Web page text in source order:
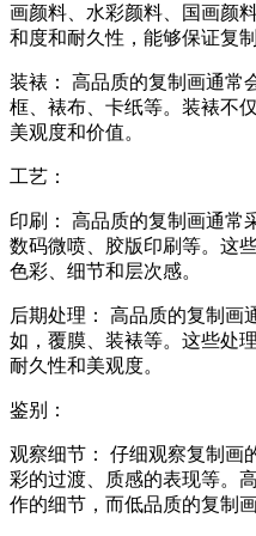
画颜料、水彩颜料、国画颜
和度和耐久性，能够保证复
装裱： 高品质的复制画通常
框、裱布、卡纸等。装裱不
美观度和价值。
工艺：
印刷： 高品质的复制画通常
数码微喷、胶版印刷等。这
色彩、细节和层次感。
后期处理： 高品质的复制画
如，覆膜、装裱等。这些处
耐久性和美观度。
鉴别：
观察细节： 仔细观察复制画
彩的过渡、质感的表现等。
作的细节，而低品质的复制